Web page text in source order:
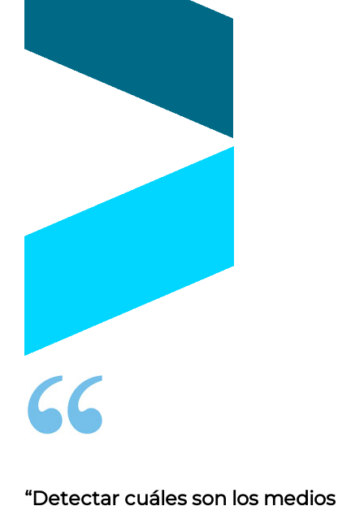
“Detectar cuáles son los medios